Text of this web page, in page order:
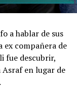
a hablar de sus
ex compañera de
fue descubrir,
Asraf en lugar de